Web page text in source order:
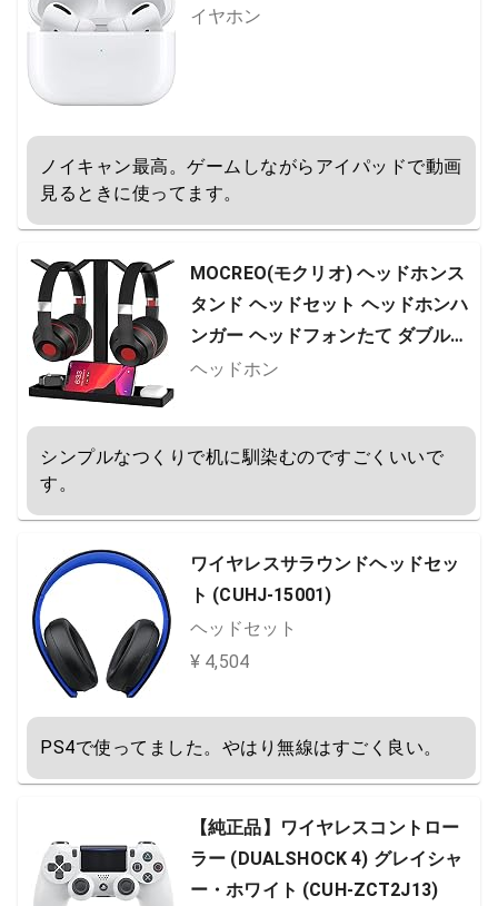
イヤホン
ノイキャン最高。ゲームしながらアイパッドで動画
見るときに使ってます。
MOCREO(モクリオ) ヘッドホンス
タンド ヘッドセット ヘッドホンハ
ンガー ヘッドフォンたて ダブルフ
ック 2台 二つ掛け ヘッドホン複数
め 多機能 (ブラック）
ヘッドホン
シンプルなつくりで机に馴染むのですごくいいで
す。
ワイヤレスサラウンドヘッドセッ
ト (CUHJ-15001)
ヘッドセット
¥ 4,504
PS4で使ってました。やはり無線はすごく良い。
【純正品】ワイヤレスコントロー
ラー (DUALSHOCK 4) グレイシャ
ー・ホワイト (CUH-ZCT2J13)